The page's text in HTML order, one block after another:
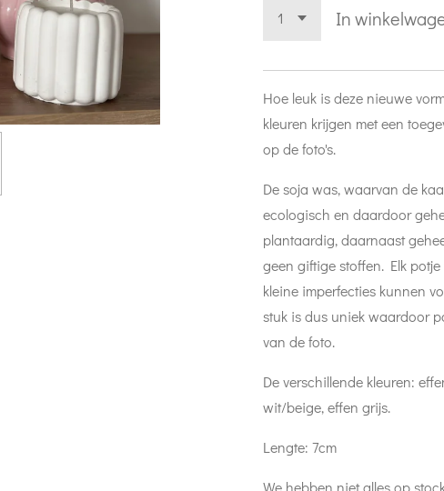
In
Hoe leuk is deze nieuwe
kleuren krijgen met een
op de foto's.
De soja was, waarvan de
ecologisch en daardoor
plantaardig, daarnaast
geen giftige stoffen. Elk
kleine imperfecties kunnen
stuk is dus uniek waardoor
van de foto.
De verschillende kleuren:
wit/beige, effen grijs.
Lengte: 7cm
We hebben niet alles op